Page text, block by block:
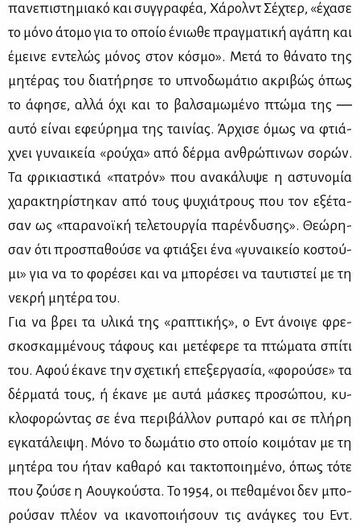
πα­νε­πι­στη­μια­κό και συγ­γρα­φέα, Χά­ρολντ Σέ­χτερ, «έχα­σε
το μό­νο άτο­μο για το οποίο ένιω­θε πραγ­μα­τι­κή αγά­πη και
έμει­νε εντε­λώς μό­νος στον κό­σμο». Με­τά το θά­να­το της
μη­τέ­ρας του δια­τή­ρη­σε το υπνο­δω­μά­τιο ακρι­βώς όπως
το άφη­σε, αλ­λά όχι και το βαλ­σα­μω­μέ­νο πτώ­μα της ―
αυ­τό εί­ναι εφεύ­ρη­μα της ται­νί­ας. Άρ­χι­σε όμως να φτιά­
χνει γυ­ναι­κεία «ρού­χα» από δέρ­μα αν­θρώ­πι­νων σο­ρών.
Τα φρι­κια­στι­κά «πα­τρόν» που ανα­κά­λυ­ψε η αστυ­νο­μία
χα­ρα­κτη­ρί­στη­καν από τους ψυ­χιά­τρους που τον εξέ­τα­
σαν ως «πα­ρα­νοϊ­κή τε­λε­τουρ­γία πα­ρέν­δυ­σης». Θε­ώ­ρη­
σαν ότι προ­σπα­θού­σε να φτιά­ξει ένα «γυ­ναι­κείο κο­στού­
μι» για να το φο­ρέ­σει και να μπο­ρέ­σει να ταυ­τι­στεί με τη
νε­κρή μη­τέ­ρα του.
Για να βρει τα υλι­κά της «ρα­πτι­κής», ο Εντ άνοι­γε φρε­
σκο­σκαμ­μέ­νους τά­φους και με­τέ­φε­ρε τα πτώ­μα­τα σπί­τι
του. Αφού έκα­νε την σχε­τι­κή επε­ξερ­γα­σία, «φο­ρού­σε» τα
δέρ­μα­τά τους, ή έκα­νε με αυ­τά μά­σκες προ­σώ­που, κυ­
κλο­φο­ρώ­ντας σε ένα πε­ρι­βάλ­λον ρυ­πα­ρό και σε πλή­ρη
εγκα­τά­λει­ψη. Μό­νο το δω­μά­τιο στο οποίο κοι­μό­ταν με τη
μη­τέ­ρα του ήταν κα­θα­ρό και τα­κτο­ποι­η­μέ­νο, όπως τό­τε
που ζού­σε η Αου­γκού­στα. Το 1954, οι πε­θα­μέ­νοι δεν μπο­
ρού­σαν πλέ­ον να ικα­νο­ποι­ή­σουν τις ανά­γκες του Εντ.